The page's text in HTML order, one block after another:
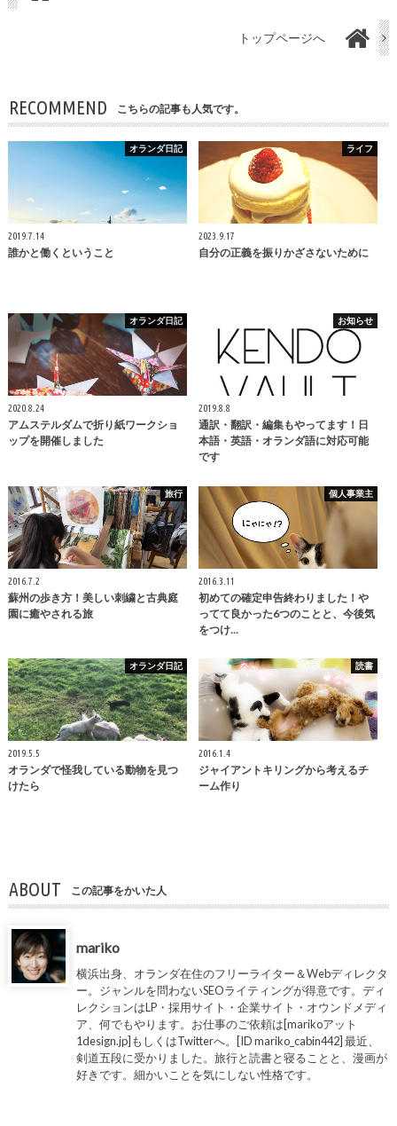
トップページへ
RECOMMEND こちらの記事も人気です。
オランダ日記
2019.7.14
誰かと働くということ
ライフ
2023.9.17
自分の正義を振りかざさないために
オランダ日記
2020.8.24
アムステルダムで折り紙ワークショ
ップを開催しました
お知らせ
2019.8.8
通訳・翻訳・編集もやってます！日
本語・英語・オランダ語に対応可能
です
旅行
2016.7.2
蘇州の歩き方！美しい刺繍と古典庭
園に癒やされる旅
個人事業主
2016.3.11
初めての確定申告終わりました！や
ってて良かった6つのことと、今後気
をつけ…
オランダ日記
2019.5.5
オランダで怪我している動物を見つ
けたら
読書
2016.1.4
ジャイアントキリングから考えるチ
ーム作り
ABOUT この記事をかいた人
mariko
横浜出身、オランダ在住のフリーライター＆Webディレクタ
ー。ジャンルを問わないSEOライティングが得意です。ディ
レクションはLP・採用サイト・企業サイト・オウンドメディ
ア、何でもやります。お仕事のご依頼は[marikoアット
1design.jp]もしくはTwitterへ。[ID mariko_cabin442] 最近、
剣道五段に受かりました。旅行と読書と寝ることと、漫画が
好きです。細かいことを気にしない性格です。